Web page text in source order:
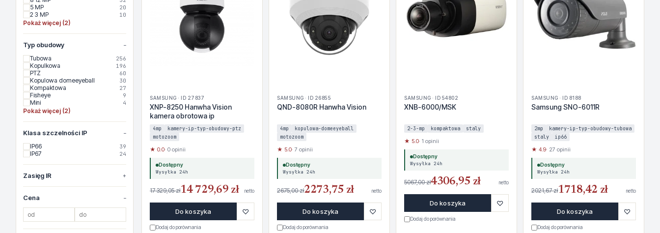
5 MP 20
2 3 MP 10
Pokaż więcej (2)
Typ obudowy
Tubowa 256
Kopulkowa 196
PTZ 60
Kopulowa domeeyeball 30
Kompaktowa 27
Fisheye 9
Mini 4
Pokaż więcej (2)
Klasa szczelności IP
IP66 39
IP67 24
Zasięg IR
Cena
SAMSUNG · ID 27837
XNP-8250 Hanwha Vision
kamera obrotowa ip
4mp
kamery-ip-typ-obudowy-ptz
motozoom
★ 0.0· 0 opinii
Dostępny
Wysyłka 24h
17 329,05 zł14 729,69 zł netto
Do koszyka ♡
Dodaj do porównania
SAMSUNG · ID 26855
QND-8080R Hanwha Vision
4mp
kopulowa-domeeyeball
motozoom
★ 5.0· 7 opinii
Dostępny
Wysyłka 24h
2675,00 zł2273,75 zł netto
Do koszyka ♡
Dodaj do porównania
SAMSUNG · ID 54802
XNB-6000/MSK
2-3-mp kompaktowa staly
★ 5.0· 1 opinii
Dostępny
Wysyłka 24h
5067,00 zł4306,95 zł netto
Do koszyka ♡
Dodaj do porównania
SAMSUNG · ID 8188
Samsung SNO-6011R
2mp
kamery-ip-typ-obudowy-tubowa
staly
ip66
★ 4.9· 27 opinii
Dostępny
Wysyłka 24h
2021,67 zł1718,42 zł netto
Do koszyka ♡
Dodaj do porównania